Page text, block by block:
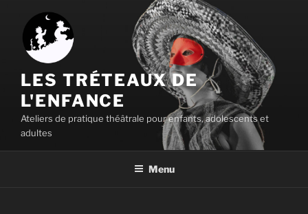
contenu
principal
LES TRÉTEAUX DE
L'ENFANCE
Ateliers de pratique théâtrale pour enfants, adolescents et
adultes
Menu